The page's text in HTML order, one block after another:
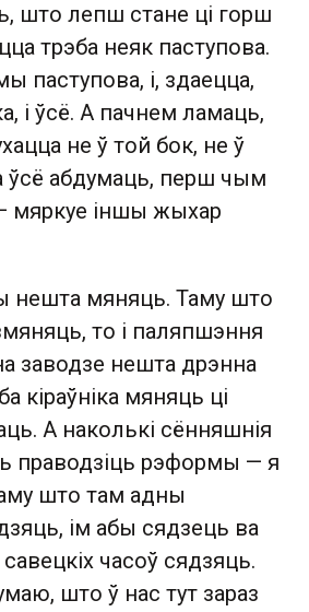
што лепш стане ці горш
трэба неяк паступова.
паступова, і, здаецца,
і ўсё. А пачнем ламаць,
не ў той бок, не ў
ўсё абдумаць, перш чым
мяркуе іншы жыхар
нешта мяняць. Таму што
то і паляпшэння
заводзе нешта дрэнна
кіраўніка мяняць ці
А наколькі сённяшнія
праводзіць рэформы — я
што там адны
ім абы сядзець ва
часоў сядзяць.
што ў нас тут зараз